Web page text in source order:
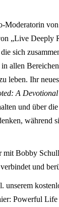
Moderatorin
„Live Deeply
sich
allen
leben. Ihr
A
und über
während
mit Bobby
und
unserem
Powerful Life